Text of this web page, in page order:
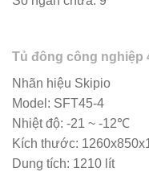
Tủ đông công nghiệp
Nhãn hiệu Skipio
Model: SFT45-4
Nhiệt độ: -21 ~ -12℃
Kích thước:
Dung tích: 1210 lít